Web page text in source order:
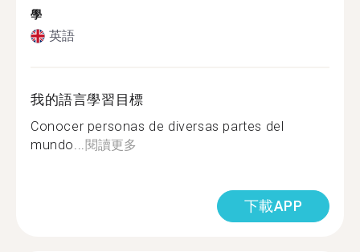
學
英語
我的語言學習目標
Conocer personas de diversas partes del
mundo...閱讀更多
下載APP